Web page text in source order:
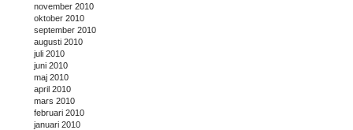
november 2010
oktober 2010
september 2010
augusti 2010
juli 2010
juni 2010
maj 2010
april 2010
mars 2010
februari 2010
januari 2010